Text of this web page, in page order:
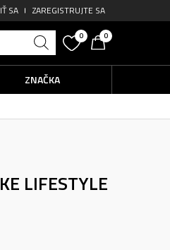
SA ZAREGISTRUJTE SA
0 0
ZNAČKA
LIFESTYLE